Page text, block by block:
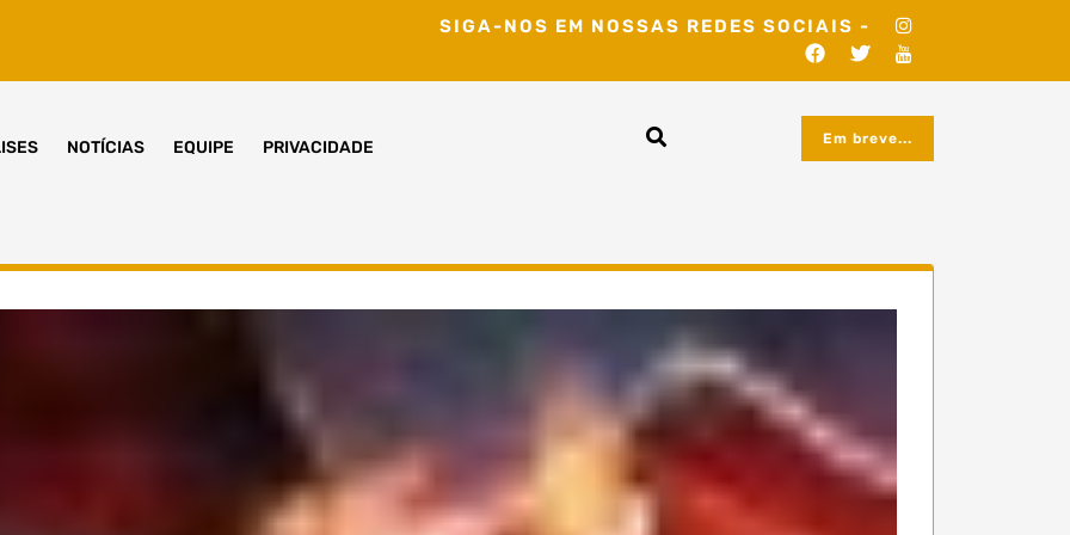
SIGA-NOS EM NOSSAS REDES SOCIAIS -
NOTÍCIAS EQUIPE PRIVACIDADE Em breve...